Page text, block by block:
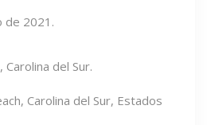
de 2021.
Carolina del Sur.
Carolina del Sur, Estados